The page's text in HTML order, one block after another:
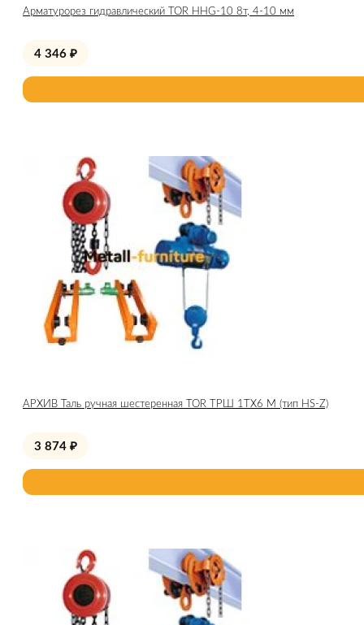
Арматурорез гидравлический TOR HHG-10 8т, 4-10 мм
4 346 ₽
АРХИВ Таль ручная шестеренная TOR ТРШ 1ТХ6 М (тип HS-Z)
3 874 ₽